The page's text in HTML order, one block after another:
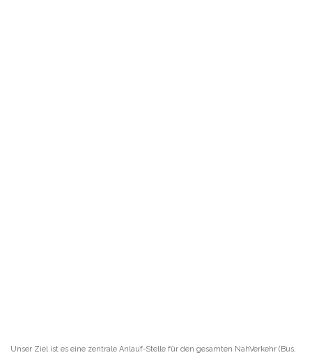
Unser Ziel ist es eine zentrale Anlauf-Stelle für den gesamten NahVerkehr (Bus,